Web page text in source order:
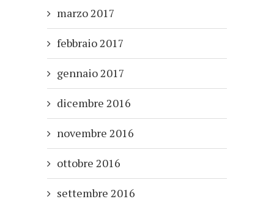
marzo 2017
febbraio 2017
gennaio 2017
dicembre 2016
novembre 2016
ottobre 2016
settembre 2016